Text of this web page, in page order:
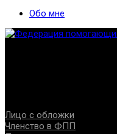
Обо мне
Лицо с обложки
Членство в ФПП